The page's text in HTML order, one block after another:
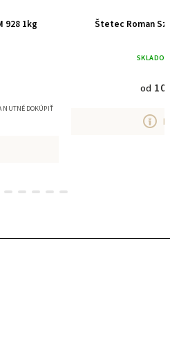
928 1kg
DOKÚPIŤ
Štetec Roman
od